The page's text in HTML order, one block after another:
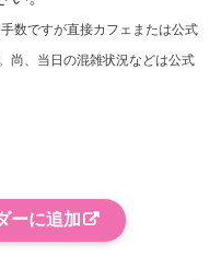
数ですが直接カフェまたは公式
尚、当日の混雑状況などは公式
ーに追加